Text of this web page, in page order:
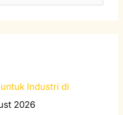
Industri di
2026